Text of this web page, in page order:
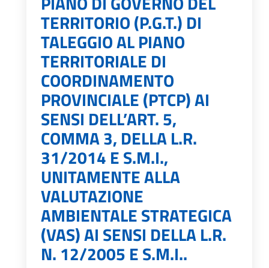
TERRITORIO (P.G.T.) DI
TALEGGIO AL PIANO
TERRITORIALE DI
COORDINAMENTO
PROVINCIALE (PTCP) AI
SENSI DELL’ART. 5,
COMMA 3, DELLA L.R.
31/2014 E S.M.I.,
UNITAMENTE ALLA
VALUTAZIONE
AMBIENTALE STRATEGICA
(VAS) AI SENSI DELLA L.R.
N. 12/2005 E S.M.I..